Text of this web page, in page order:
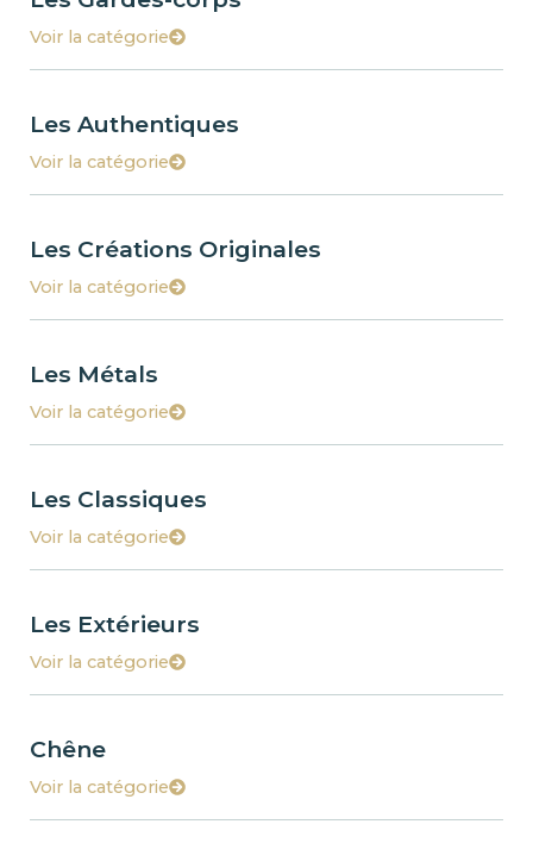
Voir la catégorie
Les Authentiques
Voir la catégorie
Les Créations Originales
Voir la catégorie
Les Métals
Voir la catégorie
Les Classiques
Voir la catégorie
Les Extérieurs
Voir la catégorie
Chêne
Voir la catégorie